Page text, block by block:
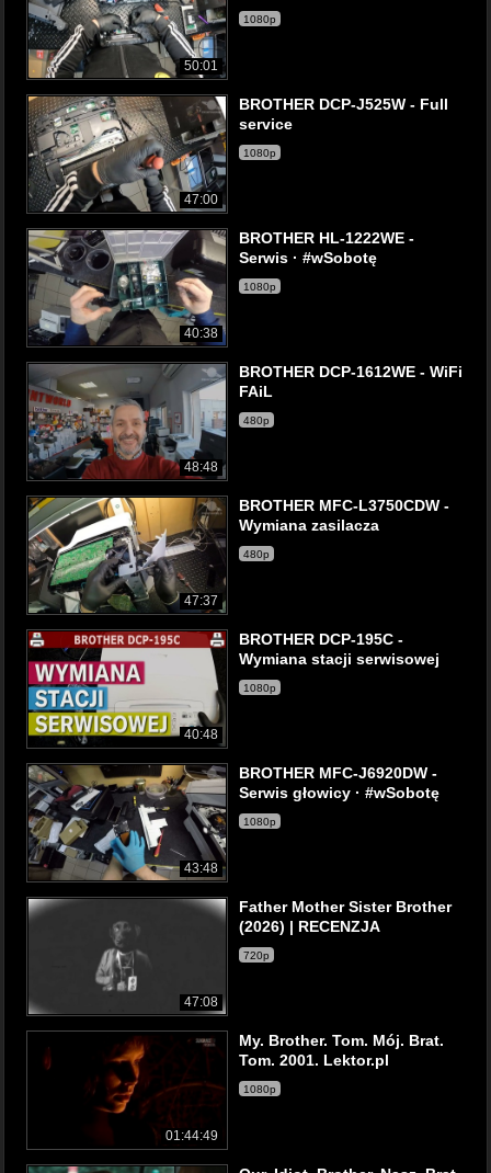
50:01
1080p
47:00
BROTHER DCP-J525W - Full
service
1080p
40:38
BROTHER HL-1222WE -
Serwis · #wSobotę
1080p
48:48
BROTHER DCP-1612WE - WiFi
FAiL
480p
47:37
BROTHER MFC-L3750CDW -
Wymiana zasilacza
480p
40:48
BROTHER DCP-195C -
Wymiana stacji serwisowej
1080p
43:48
BROTHER MFC-J6920DW -
Serwis głowicy · #wSobotę
1080p
47:08
Father Mother Sister Brother
(2026) | RECENZJA
720p
01:44:49
My. Brother. Tom. Mój. Brat.
Tom. 2001. Lektor.pl
1080p